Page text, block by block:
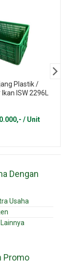
Plastik /
ISW 2296L
/ Unit
Dengan
Usaha
Promo